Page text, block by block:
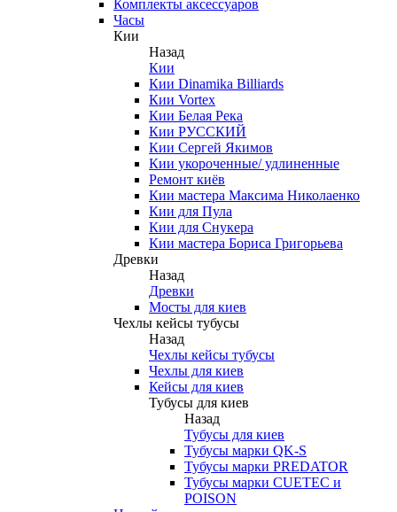
Комплекты аксессуаров
Часы
Кии
Назад
Кии
Кии Dinamika Billiards
Кии Vortex
Кии Белая Река
Кии РУССКИЙ
Кии Сергей Якимов
Кии укороченные/ удлиненные
Ремонт киёв
Кии мастера Максима Николаенко
Кии для Пула
Кии для Снукера
Кии мастера Бориса Григорьева
Древки
Назад
Древки
Мосты для киев
Чехлы кейсы тубусы
Назад
Чехлы кейсы тубусы
Чехлы для киев
Кейсы для киев
Тубусы для киев
Назад
Тубусы для киев
Тубусы марки QK-S
Тубусы марки PREDATOR
Тубусы марки CUETEC и
POISON